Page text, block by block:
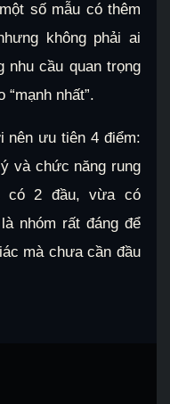
số mẫu có thêm
không phải ai
nhu cầu quan trọng
“mạnh nhất”.
nên ưu tiên 4 điểm:
và chức năng rung
có 2 đầu, vừa có
nhóm rất đáng để
mà chưa cần đầu